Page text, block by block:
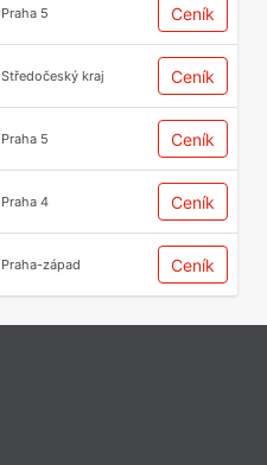
Praha 5 Ceník
Středočeský kraj Ceník
Praha 5 Ceník
Praha 4 Ceník
Praha-západ Ceník